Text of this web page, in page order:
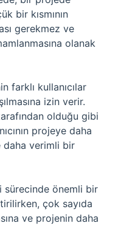
bir kısmının
gerekmez ve
olanak
farklı kullanıcılar
izin verir.
olduğu gibi
projeye daha
daha verimli bir
sürecinde önemli bir
çok sayıda
ve projenin daha